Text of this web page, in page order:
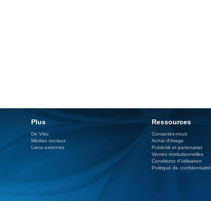
Plus
De Visu
Médias sociaux
Liens externes
Ressources
Contactez-nous
Achat d'image
Publicité et partenariat
Ventes institutionnelles
Conditions d’utilisation
Politique de confidentialité